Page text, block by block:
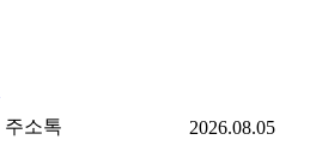
주소톡 2026.08.05